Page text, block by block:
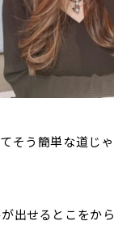
そう簡単な道じ
出せるとこをか